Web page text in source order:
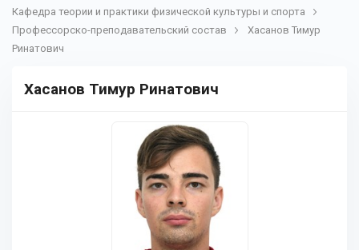
Кафедра теории и практики физической культуры и спорта
Профессорско-преподавательский состав
Хасанов Тимур
Ринатович
Хасанов Тимур Ринатович